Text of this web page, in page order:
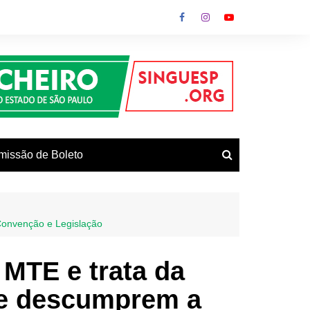
de Boleto
e Legislação
e trata da
descumprem a